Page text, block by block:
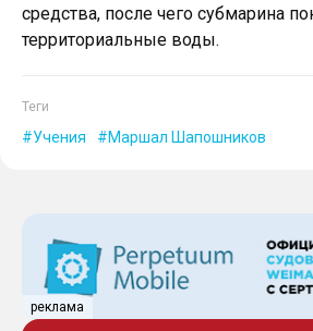
средства, после чего субмарина
территориальные воды.
Теги
Учения Маршал Шапошников
реклама